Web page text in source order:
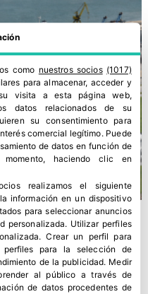
como nuestros socios (1017)
para almacenar, acceder y
visita a esta página web,
datos relacionados de su
su consentimiento para
comercial legítimo. Puede
de datos en función de
haciendo clic en
realizamos el siguiente
información en un dispositivo
para seleccionar anuncios
personalizada. Utilizar perfiles
.Crear un perfil para
perfiles para la selección de
de la publicidad. Medir
al público a través de
de datos procedentes de